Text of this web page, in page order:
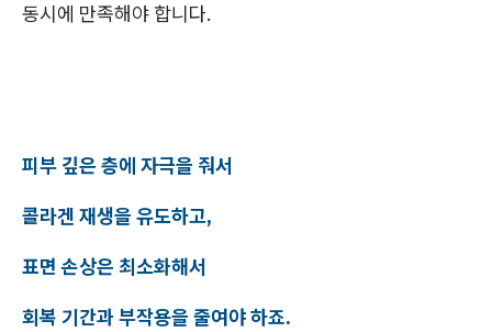
동시에 만족해야 합니다.
피부 깊은 층에 자극을 줘서
콜라겐 재생을 유도하고,
표면 손상은 최소화해서
회복 기간과 부작용을 줄여야 하죠.